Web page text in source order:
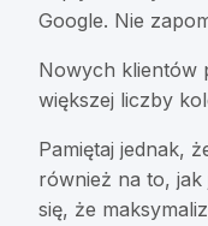
Google. Nie
Nowych klientów
większej liczby
Pamiętaj jednak,
również na to, jak
się, że